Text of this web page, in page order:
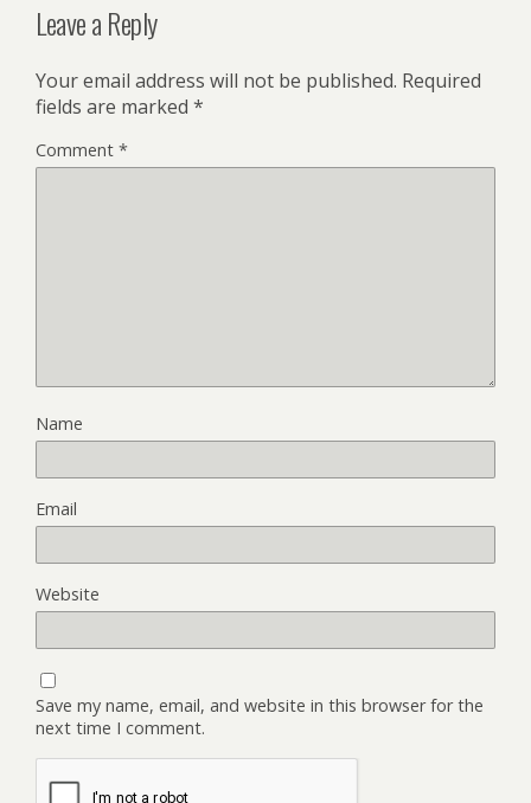
Leave a Reply
Your email address will not be published. Required
fields are marked *
Comment *
Name
Email
Website
Save my name, email, and website in this browser for the
next time I comment.